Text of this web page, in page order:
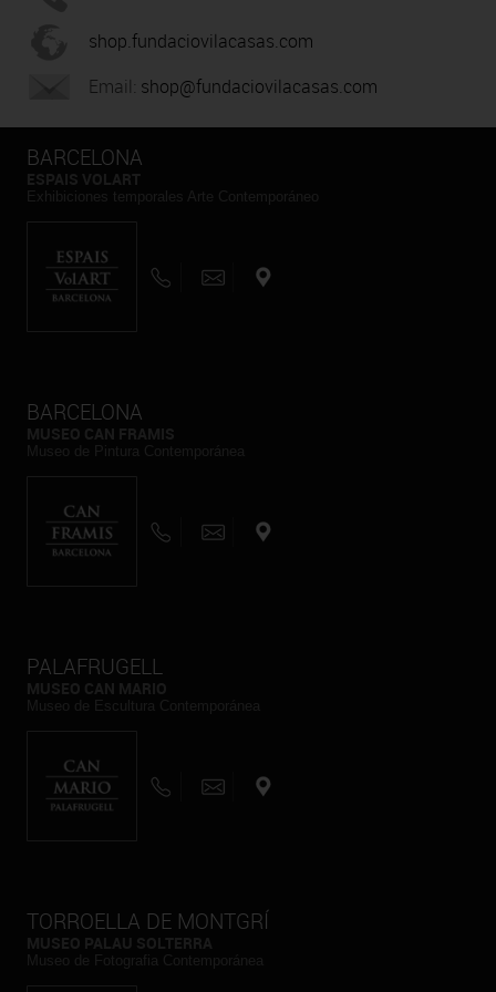
shop.fundaciovilacasas.com
Email: shop@fundaciovilacasas.com
BARCELONA
BARCELONA
PALAFRUGELL
TORROELLA DE MONTGRÍ